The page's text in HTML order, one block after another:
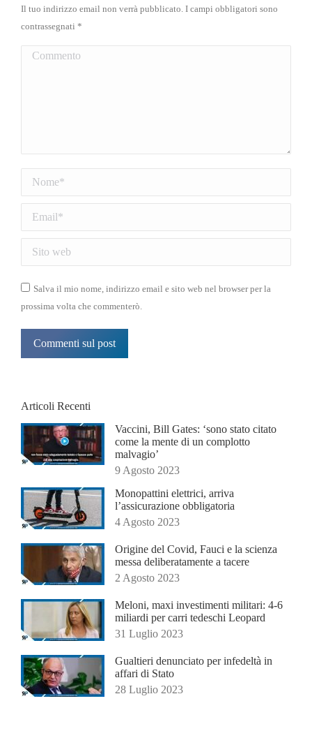
Il tuo indirizzo email non verrà pubblicato. I campi obbligatori sono
contrassegnati *
Commento
Salva il mio nome, indirizzo email e sito web nel browser per la
prossima volta che commenterò.
Commenti sul post
Articoli Recenti
Vaccini, Bill Gates: ‘sono stato citato
come la mente di un complotto
malvagio’
9 Agosto 2023
Monopattini elettrici, arriva
l’assicurazione obbligatoria
4 Agosto 2023
Origine del Covid, Fauci e la scienza
messa deliberatamente a tacere
2 Agosto 2023
Meloni, maxi investimenti militari: 4-6
miliardi per carri tedeschi Leopard
31 Luglio 2023
Gualtieri denunciato per infedeltà in
affari di Stato
28 Luglio 2023